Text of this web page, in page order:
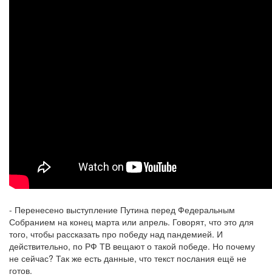
- Перенесено выступление Путина перед Федеральным
Собранием на конец марта или апрель. Говорят, что это для
того, чтобы рассказать про победу над пандемией. И
действительно, по РФ ТВ вещают о такой победе. Но почему
не сейчас? Так же есть данные, что текст послания ещё не
готов.